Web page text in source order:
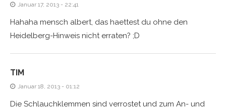
Januar 17, 2013 - 22:41
Hahaha mensch albert, das haettest du ohne den
Heidelberg-Hinweis nicht erraten? ;D
TIM
Januar 18, 2013 - 01:12
Die Schlauchklemmen sind verrostet und zum An- und